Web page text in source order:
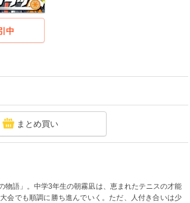
中
まとめ買い
物語」。中学3年生の朝霧凪は、恵まれたテニスの才能
会でも順調に勝ち進んでいく。ただ、人付き合いは少